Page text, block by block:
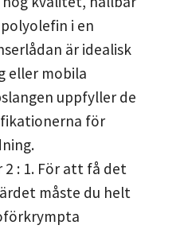
i en
är idealisk
eller mobila
uppfyller de
för
: 1. För att få det
måste du helt